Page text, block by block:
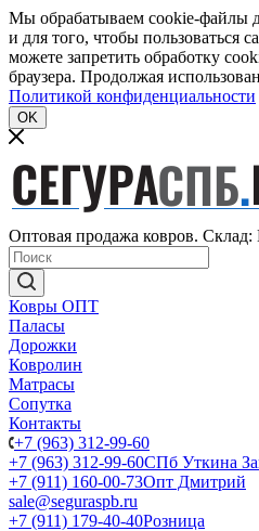
Мы обрабатываем cookie-файлы
и для того, чтобы пользоваться
можете запретить обработку
браузера. Продолжая
Политикой конфиденциальности
OK
Оптовая продажа ковров. Склад:
Ковры ОПТ
Паласы
Дорожки
Ковролин
Матрасы
Сопутка
Контакты
+7 (963) 312-99-60
+7 (963) 312-99-60СПб Уткина
+7 (911) 160-00-73Опт Дмитрий
sale@seguraspb.ru
+7 (911) 179-40-40Розница